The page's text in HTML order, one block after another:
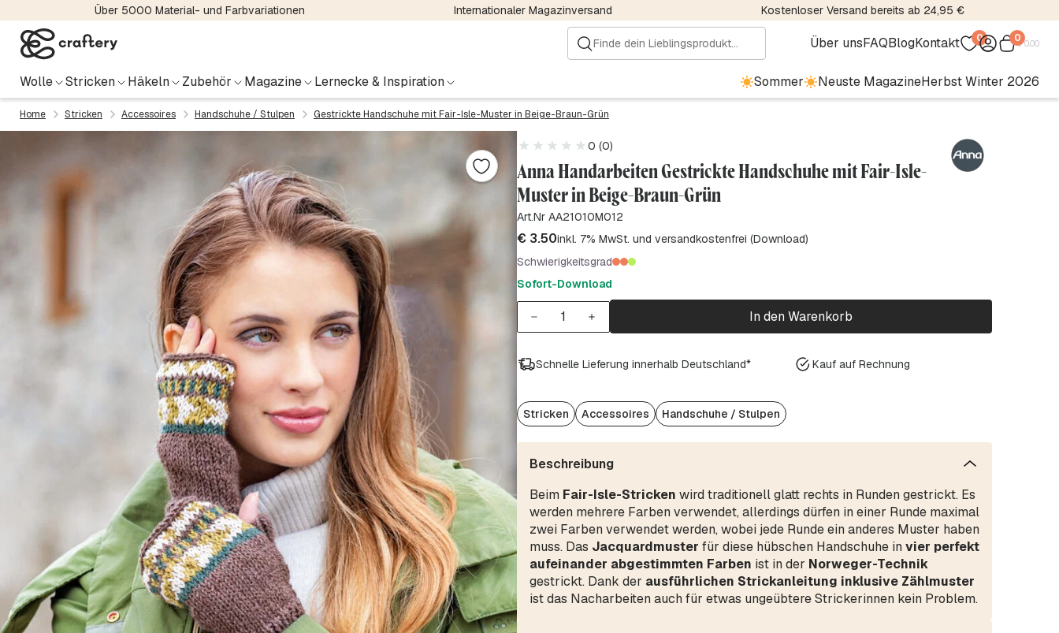
Über 5000 Material- und Farbvariationen Internationaler Magazinversand Kostenloser Versand bereits ab 24,95 €
Über unsFAQBlogKontakt 0 0€0.00
Wolle Stricken Häkeln Zubehör Magazine Lernecke & Inspiration Sommer Neuste MagazineHerbst Winter 2026
Home Stricken Accessoires Handschuhe / Stulpen Gestrickte Handschuhe mit Fair-Isle-Muster in Beige-Braun-Grün
0 (0)
Anna Handarbeiten Gestrickte Handschuhe mit Fair-Isle-
Muster in Beige-Braun-Grün
Art.Nr AA21010M012
€3.50inkl. 7% MwSt. und versandkostenfrei (Download)
Schwierigkeitsgrad
Sofort-Download
In den Warenkorb
Schnelle Lieferung innerhalb Deutschland* Kauf auf Rechnung
Stricken Accessoires Handschuhe / Stulpen
Beschreibung
Beim Fair-Isle-Stricken wird traditionell glatt rechts in Runden gestrickt. Es
werden mehrere Farben verwendet, allerdings dürfen in einer Runde maximal
zwei Farben verwendet werden, wobei jede Runde ein anderes Muster haben
muss. Das Jacquardmuster für diese hübschen Handschuhe invier perfekt
aufeinander abgestimmten Farben ist in der Norweger-Technik
gestrickt. Dank der ausführlichen Strickanleitung inklusive Zählmuster
ist das Nacharbeiten auch für etwas ungeübtere Strickerinnen kein Problem.